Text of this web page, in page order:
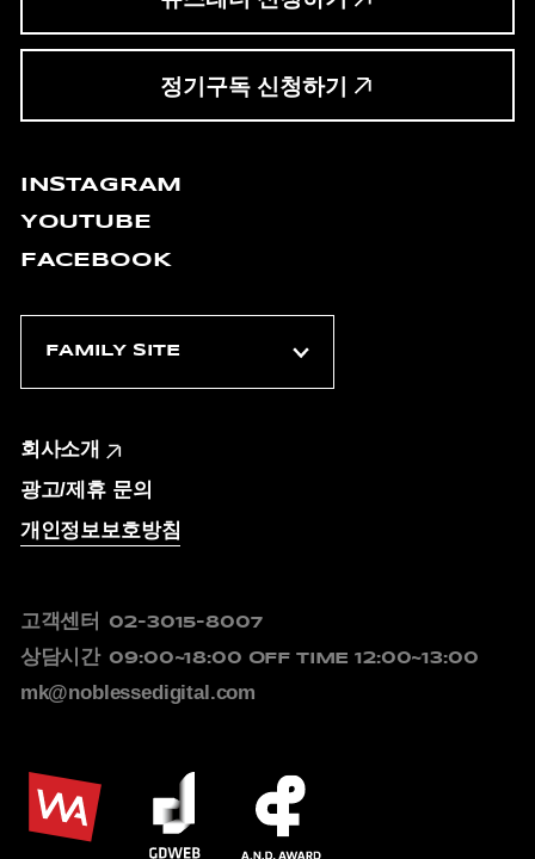
정기구독 신청하기
INSTAGRAM
YOUTUBE
FACEBOOK
회사소개
광고/제휴 문의
개인정보보호방침
고객센터 02-3015-8007
상담시간 09:00~18:00 OFF TIME 12:00~13:00
mk@noblessedigital.com